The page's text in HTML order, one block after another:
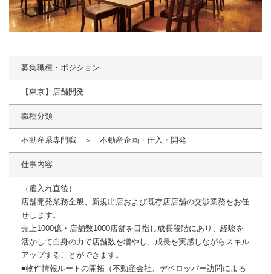
募集職種・ポジション
【東京】店舗開発
職種分類
不動産系専門職 ＞ 不動産企画・仕入・開発
仕事内容
（雇入れ直後）
店舗開発業務全般、新規出店および既存店店舗の交渉業務をお任
せします。
売上1000億・店舗数1000店舗を目指し成長段階にあり、経験を
活かして自身の力で店舗数を増やし、成長を実感しながらスキル
アップすることができます。
■物件情報ルートの開拓（不動産会社、デベロッパー訪問による